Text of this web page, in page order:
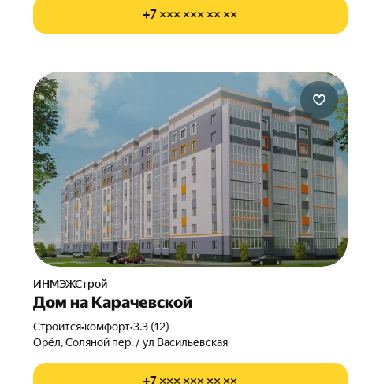
+7 ××× ××× ×× ××
ИНМЭЖСтрой
Дом на Карачевской
Строится•комфорт•3.3 (12)
Орёл, Соляной пер. / ул Васильевская